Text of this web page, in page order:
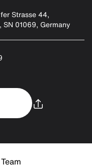
Strasse 44,
SN 01069, Germany